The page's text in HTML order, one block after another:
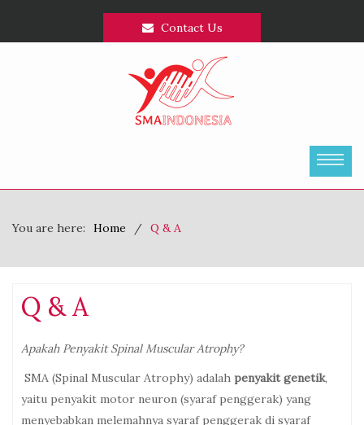
Contact Us
You are here: Home Q & A
Q & A
Apakah Penyakit Spinal Muscular Atrophy?
SMA (Spinal Muscular Atrophy) adalah penyakit genetik,
yaitu penyakit motor neuron (syaraf penggerak) yang
menyebabkan melemahnya syaraf penggerak di syaraf